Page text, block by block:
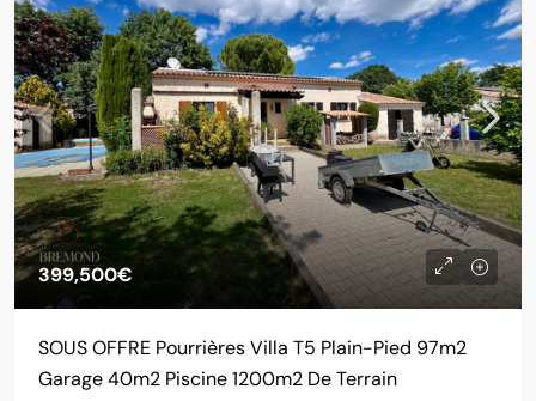
399,500€
SOUS OFFRE Pourrières Villa T5 Plain-Pied 97m2
Garage 40m2 Piscine 1200m2 De Terrain